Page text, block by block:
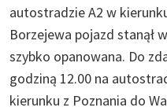
autostradzie A2 w
Borzejewa pojazd stanął
szybko opanowana. Do
godziną 12.00 na
kierunku z Poznania do